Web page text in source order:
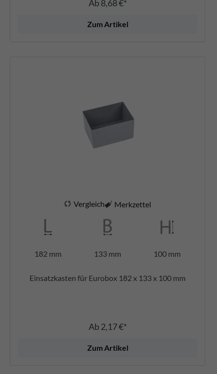
Ab8,68 €*
Zum Artikel
Vergleich Merkzettel
182 mm 133 mm 100 mm
Einsatzkasten für Eurobox 182 x 133 x 100 mm
Ab2,17 €*
Zum Artikel